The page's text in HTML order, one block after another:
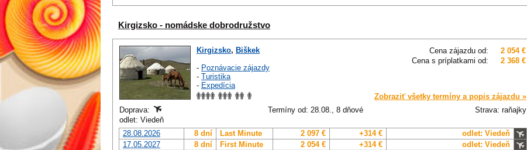
Kirgizsko - nomádske dobrodružstvo
Cena zájazdu od:
2 054 €
Cena s príplatkami od:
2 368 €
Kirgizsko, Biškek
- Poznávacie zájazdy
- Turistika
- Expedícia
Zobraziť všetky termíny a popis zájazdu »
Doprava:
Termíny od: 28.08., 8 dňové
Strava: raňajky
odlet: Viedeň
28.08.2026
8 dní Last Minute 2 097 € +314 €
odlet: Viedeň
17.05.2027
8 dní First Minute 2 054 € +314 €
odlet: Viedeň